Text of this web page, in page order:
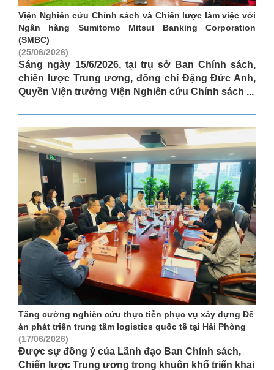
Viện Nghiên cứu Chính sách và Chiến lược làm việc với
Ngân hàng Sumitomo Mitsui Banking Corporation
(SMBC)
(25/06/2026)
Sáng ngày 15/6/2026, tại trụ sở Ban Chính sách,
chiến lược Trung ương, đồng chí Đặng Đức Anh,
Quyền Viện trưởng Viện Nghiên cứu Chính sách ...
Tăng cường nghiên cứu thực tiễn phục vụ xây dựng Đề
án phát triển trung tâm logistics quốc tế tại Hải Phòng
(17/06/2026)
Được sự đồng ý của Lãnh đạo Ban Chính sách,
Chiến lược Trung ương trong khuôn khổ triển khai